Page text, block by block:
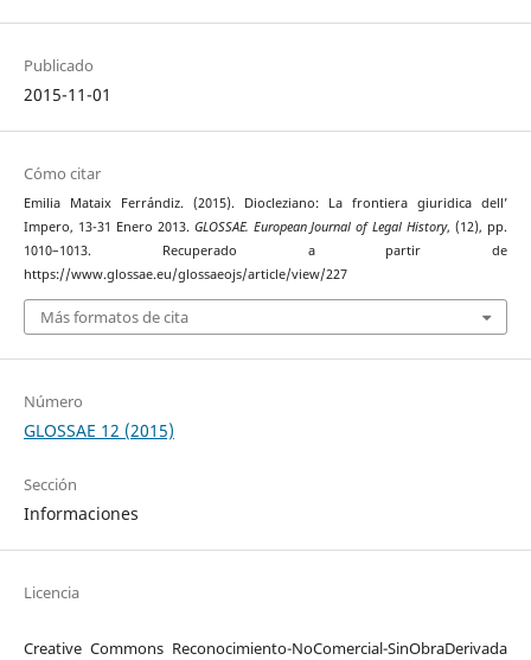
Publicado
2015-11-01
Cómo citar
Emilia Mataix Ferrándiz. (2015). Diocleziano: La frontiera giuridica dell’
Impero, 13-31 Enero 2013. GLOSSAE. European Journal of Legal History, (12), pp.
1010–1013. Recuperado a partir de
https://www.glossae.eu/glossaeojs/article/view/227
Más formatos de cita
Número
GLOSSAE 12 (2015)
Sección
Informaciones
Licencia
Creative Commons Reconocimiento-NoComercial-SinObraDerivada